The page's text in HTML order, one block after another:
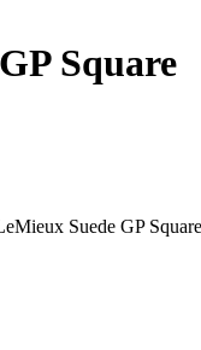
Square
Suede GP